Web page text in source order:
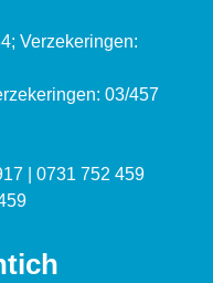
Verzekeringen:
03/457
| 0731 752 459